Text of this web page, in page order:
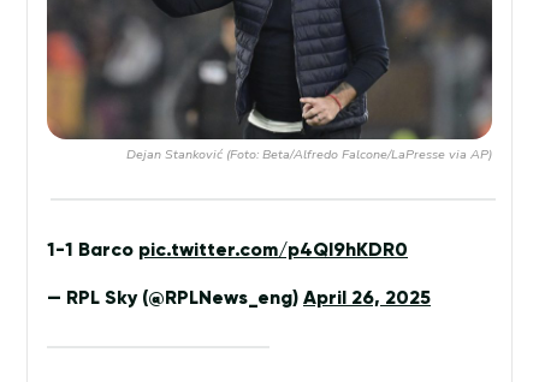
Dejan Stanković (Foto: Beta/Alfredo Falcone/LaPresse via AP)
1-1 Barco pic.twitter.com/p4QI9hKDR0
— RPL Sky (@RPLNews_eng) April 26, 2025